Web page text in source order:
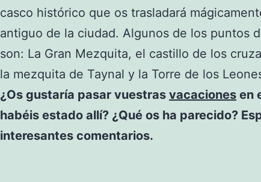
casco histórico que os trasladará
antiguo de la ciudad. Algunos de los puntos
son: La Gran Mezquita, el castillo de los
la mezquita de Taynal y la Torre de los
¿Os gustaría pasar vuestras vacaciones en
habéis estado allí? ¿Qué os ha parecido?
interesantes comentarios.